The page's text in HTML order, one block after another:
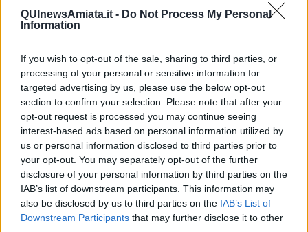
QUInewsAmiata.it - Do Not Process My Personal
Information
If you wish to opt-out of the sale, sharing to third parties, or
processing of your personal or sensitive information for
targeted advertising by us, please use the below opt-out
section to confirm your selection. Please note that after your
opt-out request is processed you may continue seeing
interest-based ads based on personal information utilized by
us or personal information disclosed to third parties prior to
your opt-out. You may separately opt-out of the further
disclosure of your personal information by third parties on the
IAB’s list of downstream participants. This information may
also be disclosed by us to third parties on the IAB’s List of
Downstream Participants that may further disclose it to other
Bestiario
Pillole
​“D” come delitto
Belle lettere
25 Aprile
Todo el bien, todo el mal
Silenzio
Le parole
​L’Australiana
Le stelle del jazz
Vita & morte
Auguri
Moro